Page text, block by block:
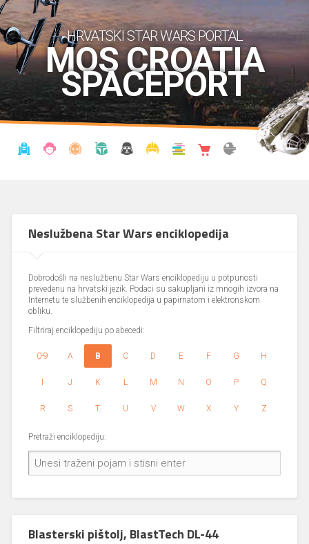
HRVATSKI STAR WARS PORTAL
MOS CROATIA
SPACEPORT
Neslužbena Star Wars enciklopedija
Dobrodošli na neslužbenu Star Wars enciklopediju u potpunosti
prevedenu na hrvatski jezik. Podaci su sakupljani iz mnogih izvora na
Internetu te službenih enciklopedija u papirnatom i elektronskom
obliku.
Filtriraj enciklopediju po abecedi:
0-9 A B C D E F G H
I J K L M N O P Q
R S T U V W X Y Z
Pretraži enciklopediju:
Blasterski pištolj, BlastTech DL-44